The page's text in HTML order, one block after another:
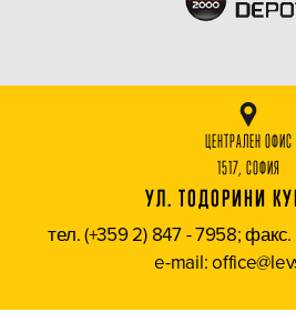
ЦЕНТРАЛЕН ОФИС
1517, СОФИЯ
УЛ. ТОДОРИНИ
тел. (+359 2) 847 - 7958;
e-mail: